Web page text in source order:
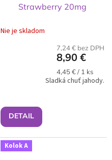
Strawberry 20mg
Nie je skladom
7,24 € bez DPH
8,90 €
Jednotková
cena:
4,45 € / 1 ks
DETAIL
Sladká chuť jahody.
Kolok A